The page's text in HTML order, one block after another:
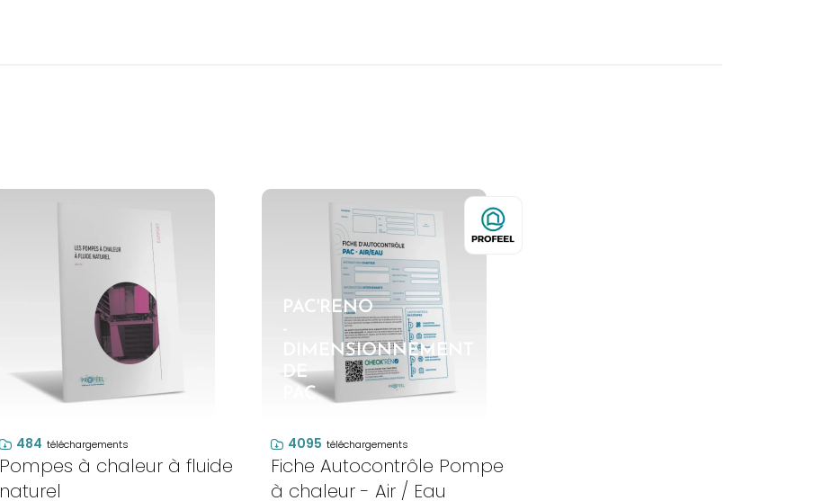
484 téléchargements
Pompes à chaleur à fluide
naturel
PAC'RENO
DIMENSIONNEMENT
DE
PAC
4095 téléchargements
Fiche Autocontrôle Pompe
à chaleur - Air / Eau